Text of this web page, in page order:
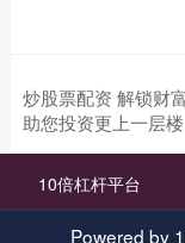
炒股票配资 解锁财
助您投资更上一层楼
10倍杠杆平台
Powered by